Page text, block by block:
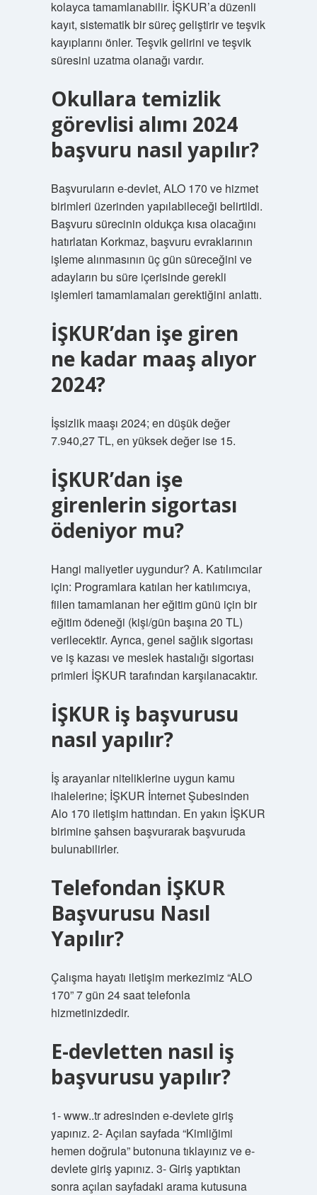
kolayca tamamlanabilir. İŞKUR’a düzenli
kayıt, sistematik bir süreç geliştirir ve teşvik
kayıplarını önler. Teşvik gelirini ve teşvik
süresini uzatma olanağı vardır.
Okullara temizlik
görevlisi alımı 2024
başvuru nasıl yapılır?
Başvuruların e-devlet, ALO 170 ve hizmet
birimleri üzerinden yapılabileceği belirtildi.
Başvuru sürecinin oldukça kısa olacağını
hatırlatan Korkmaz, başvuru evraklarının
işleme alınmasının üç gün süreceğini ve
adayların bu süre içerisinde gerekli
işlemleri tamamlamaları gerektiğini anlattı.
İŞKUR’dan işe giren
ne kadar maaş alıyor
2024?
İşsizlik maaşı 2024; en düşük değer
7.940,27 TL, en yüksek değer ise 15.
İŞKUR’dan işe
girenlerin sigortası
ödeniyor mu?
Hangi maliyetler uygundur? A. Katılımcılar
için: Programlara katılan her katılımcıya,
fiilen tamamlanan her eğitim günü için bir
eğitim ödeneği (kişi/gün başına 20 TL)
verilecektir. Ayrıca, genel sağlık sigortası
ve iş kazası ve meslek hastalığı sigortası
primleri İŞKUR tarafından karşılanacaktır.
İŞKUR iş başvurusu
nasıl yapılır?
İş arayanlar niteliklerine uygun kamu
ihalelerine; İŞKUR İnternet Şubesinden
Alo 170 iletişim hattından. En yakın İŞKUR
birimine şahsen başvurarak başvuruda
bulunabilirler.
Telefondan İŞKUR
Başvurusu Nasıl
Yapılır?
Çalışma hayatı iletişim merkezimiz “ALO
170” 7 gün 24 saat telefonla
hizmetinizdedir.
E-devletten nasıl iş
başvurusu yapılır?
1- www..tr adresinden e-devlete giriş
yapınız. 2- Açılan sayfada “Kimliğimi
hemen doğrula” butonuna tıklayınız ve e-
devlete giriş yapınız. 3- Giriş yaptıktan
sonra açılan sayfadaki arama kutusuna